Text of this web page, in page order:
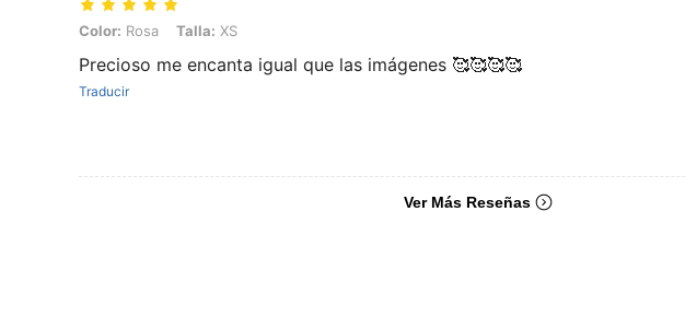
Color: Rosa, Talla: XS
Color: Rosa Talla: XS
Precioso me encanta igual que las imágenes 🥰🥰🥰🥰
Traducir
Ver Más Reseñas